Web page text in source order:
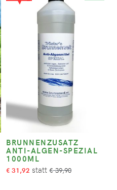
BRUNNENZUSATZ
ANTI-ALGEN-SPEZIAL
1000ML
€ 31,92 €39,90